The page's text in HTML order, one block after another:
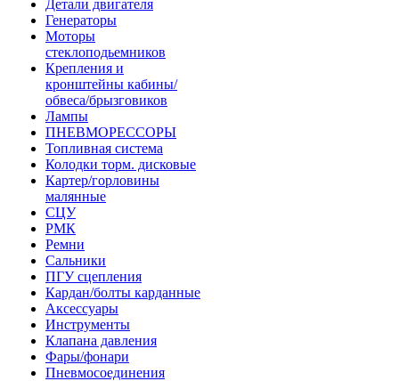
Детали двигателя
Генераторы
Моторы
стеклоподьемников
Крепления и
кронштейны кабины/
обвеса/брызговиков
Лампы
ПНЕВМОРЕССОРЫ
Топливная система
Колодки торм. дисковые
Картер/горловины
малянные
СЦУ
РМК
Ремни
Сальники
ПГУ сцепления
Кардан/болты карданные
Аксессуары
Инструменты
Клапана давления
Фары/фонари
Пневмосоединения